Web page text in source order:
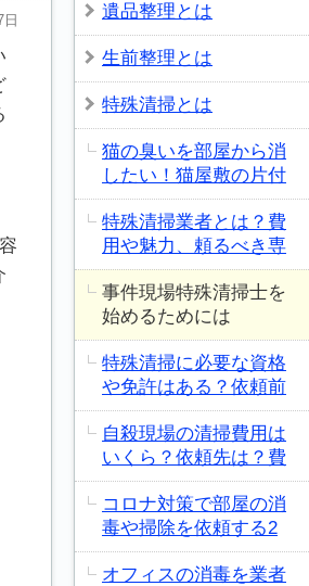
遺品整理とは
生前整理とは
特殊清掃とは
猫の臭いを部屋から消
したい！猫屋敷の片付
特殊清掃業者とは？費
用や魅力、頼るべき専
事件現場特殊清掃士を
始めるためには
特殊清掃に必要な資格
や免許はある？依頼前
自殺現場の清掃費用は
いくら？依頼先は？費
コロナ対策で部屋の消
毒や掃除を依頼する2
オフィスの消毒を業者